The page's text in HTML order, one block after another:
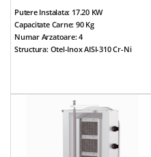
Putere Instalata: 17.20 KW
Capacitate Carne: 90 Kg
Numar Arzatoare: 4
Structura: Otel-Inox AISI-310 Cr-Ni
Prevazut Cu 4 Arzatoare Late Pentru O
Suprafata Mai Mare De Gatire
Motor Reversibil, Amplasat In Partea